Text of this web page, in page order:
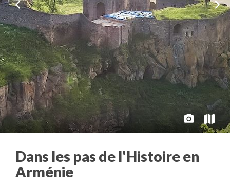
Dans les pas de l'Histoire en
Arménie